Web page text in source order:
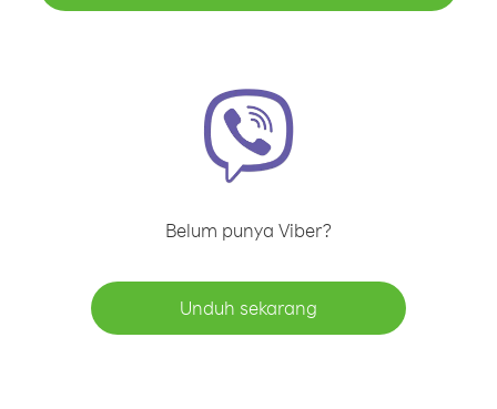
Belum punya Viber?
Unduh sekarang